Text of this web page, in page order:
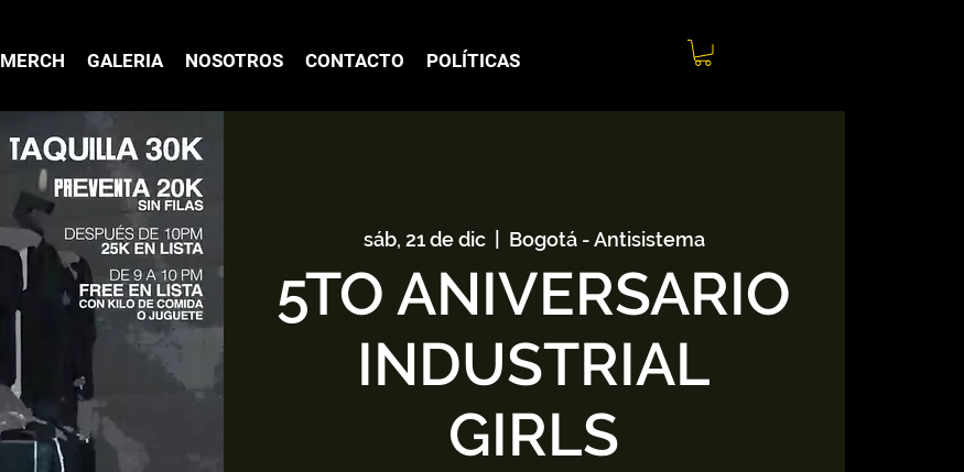
MERCH GALERIA NOSOTROS CONTACTO POLÍTICAS
sáb, 21 de dic
  |
Bogotá - Antisistema
5TO ANIVERSARIO
INDUSTRIAL
GIRLS